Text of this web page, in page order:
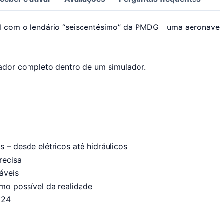
o lendário “seiscentésimo” da PMDG - uma
completo dentro de um simulador.
– desde elétricos até hidráulicos
possível da realidade